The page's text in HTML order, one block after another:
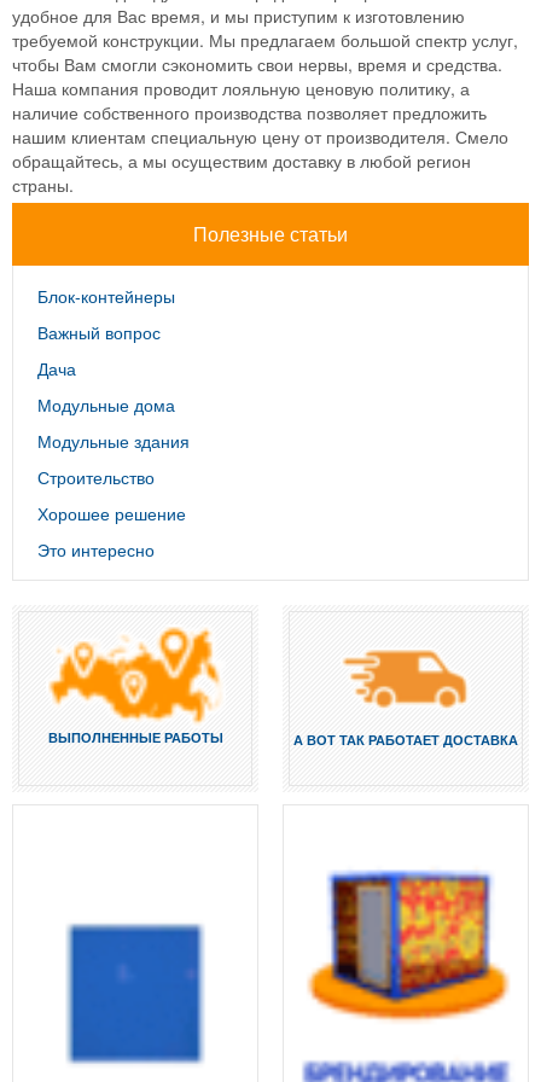
удобное для Вас время, и мы приступим к изготовлению
требуемой конструкции. Мы предлагаем большой спектр услуг,
чтобы Вам смогли сэкономить свои нервы, время и средства.
Наша компания проводит лояльную ценовую политику, а
наличие собственного производства позволяет предложить
нашим клиентам специальную цену от производителя. Смело
обращайтесь, а мы осуществим доставку в любой регион
страны.
Полезные статьи
Блок-контейнеры
Важный вопрос
Дача
Модульные дома
Модульные здания
Строительство
Хорошее решение
Это интересно
ВЫПОЛНЕННЫЕ РАБОТЫ А ВОТ ТАК РАБОТАЕТ ДОСТАВКА